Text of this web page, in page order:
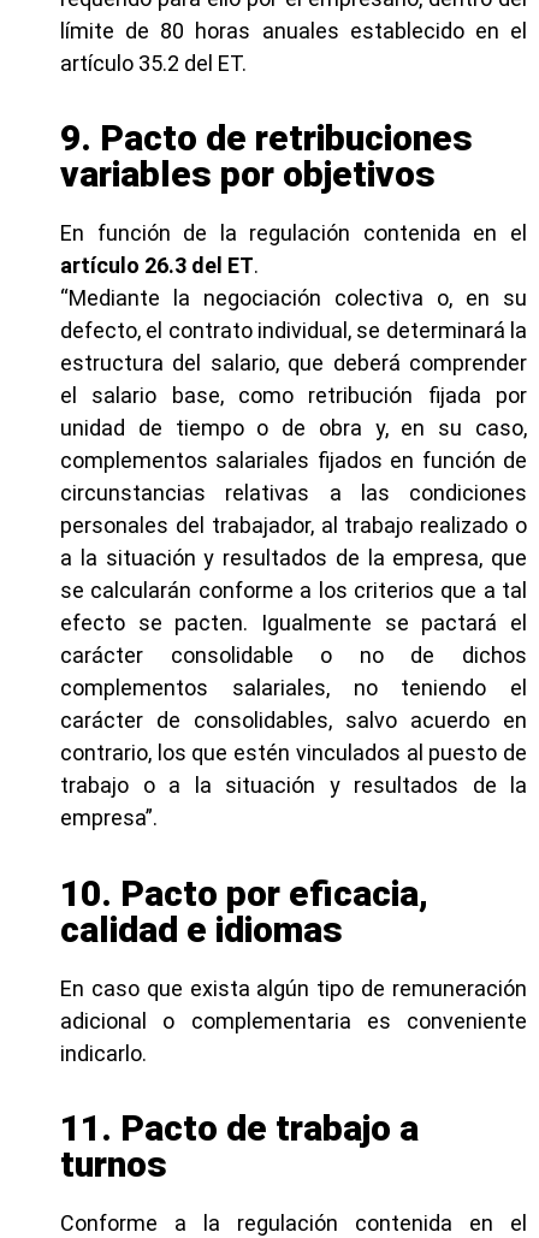
límite de 80 horas anuales establecido en el
artículo 35.2 del ET.
9. Pacto de retribuciones
variables por objetivos
En función de la regulación contenida en el
artículo 26.3 del ET.
“Mediante la negociación colectiva o, en su
defecto, el contrato individual, se determinará la
estructura del salario, que deberá comprender
el salario base, como retribución fijada por
unidad de tiempo o de obra y, en su caso,
complementos salariales fijados en función de
circunstancias relativas a las condiciones
personales del trabajador, al trabajo realizado o
a la situación y resultados de la empresa, que
se calcularán conforme a los criterios que a tal
efecto se pacten. Igualmente se pactará el
carácter consolidable o no de dichos
complementos salariales, no teniendo el
carácter de consolidables, salvo acuerdo en
contrario, los que estén vinculados al puesto de
trabajo o a la situación y resultados de la
empresa”.
10. Pacto por eficacia,
calidad e idiomas
En caso que exista algún tipo de remuneración
adicional o complementaria es conveniente
indicarlo.
11. Pacto de trabajo a
turnos
Conforme a la regulación contenida en el